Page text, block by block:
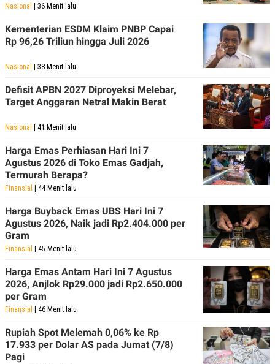
Nasional | 36 Menit lalu
Kementerian ESDM Klaim PNBP Capai
Rp 96,26 Triliun hingga Juli 2026
Nasional | 38 Menit lalu
Defisit APBN 2027 Diproyeksi Melebar,
Target Anggaran Netral Makin Berat
Nasional | 41 Menit lalu
Harga Emas Perhiasan Hari Ini 7
Agustus 2026 di Toko Emas Gadjah,
Termurah Berapa?
Finansial | 44 Menit lalu
Harga Buyback Emas UBS Hari Ini 7
Agustus 2026, Naik jadi Rp2.404.000 per
Gram
Finansial | 45 Menit lalu
Harga Emas Antam Hari Ini 7 Agustus
2026, Anjlok Rp29.000 jadi Rp2.650.000
per Gram
Finansial | 46 Menit lalu
Rupiah Spot Melemah 0,06% ke Rp
17.933 per Dolar AS pada Jumat (7/8)
Pagi